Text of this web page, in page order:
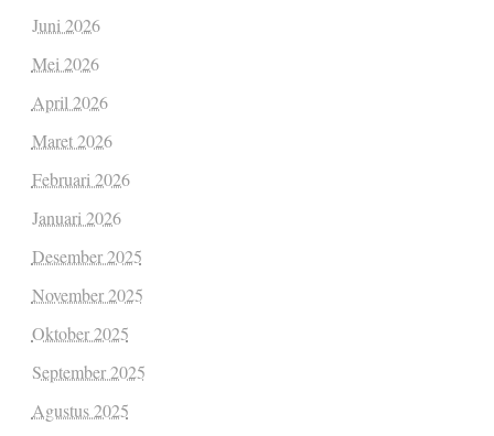
Juni 2026
Mei 2026
April 2026
Maret 2026
Februari 2026
Januari 2026
Desember 2025
November 2025
Oktober 2025
September 2025
Agustus 2025